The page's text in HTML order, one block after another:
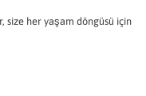
size her yaşam döngüsü için